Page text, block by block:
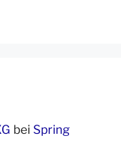
bei Spring